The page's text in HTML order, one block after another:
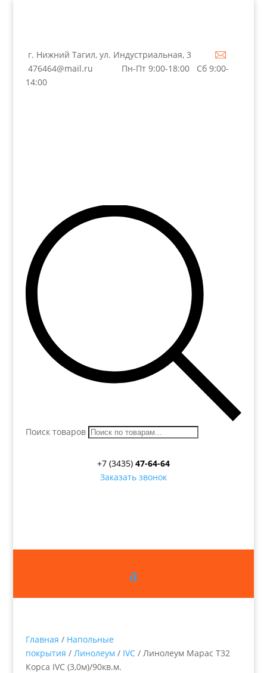
г. Нижний Тагил, ул. Индустриальная, 3
476464@mail.ru
Пн-Пт 9:00-18:00 Сб 9:00-
14:00
Поиск товаров
+7 (3435) 47-64-64
Заказать звонок
Главная / Напольные
покрытия / Линолеум / IVC/ Линолеум Марас Т32
Корса IVC (3,0м)/90кв.м.